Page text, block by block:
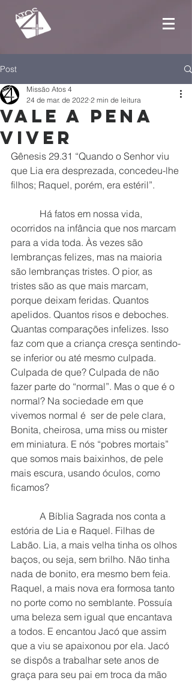
Post
Vale a pena
viver
Missão Atos 4
24 de mar. de 2022 2 min de leitura
Gênesis 29.31 “Quando o Senhor viu
que Lia era desprezada, concedeu-lhe
filhos; Raquel, porém, era estéril”.
ocorridos na infância que nos marcam
para a vida toda. Às vezes são
lembranças felizes, mas na maioria
são lembranças tristes. O pior, as
tristes são as que mais marcam,
porque deixam feridas. Quantos
apelidos. Quantos risos e deboches.
Quantas comparações infelizes. Isso
faz com que a criança cresça sentindo-
se inferior ou até mesmo culpada.
Culpada de que? Culpada de não
fazer parte do “normal”. Mas o que é o
normal? Na sociedade em que
vivemos normal é  ser de pele clara,
Bonita, cheirosa, uma miss ou mister
em miniatura. E nós “pobres mortais”
que somos mais baixinhos, de pele
mais escura, usando óculos, como
ficamos?
estória de Lia e Raquel. Filhas de
Labão. Lia, a mais velha tinha os olhos
baços, ou seja, sem brilho. Não tinha
nada de bonito, era mesmo bem feia.
Raquel, a mais nova era formosa tanto
no porte como no semblante. Possuía
uma beleza sem igual que encantava
a todos. E encantou Jacó que assim
que a viu se apaixonou por ela. Jacó
se dispôs a trabalhar sete anos de
graça para seu pai em troca da mão